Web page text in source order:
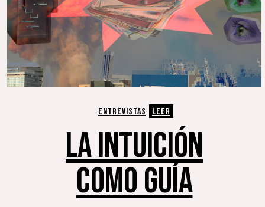
ENTREVISTAS LEER
LA INTUICIÓN
COMO GUÍA